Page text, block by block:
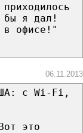
бы я дал!
в офисе!"
06.11.2013
с Wi-Fi,
это